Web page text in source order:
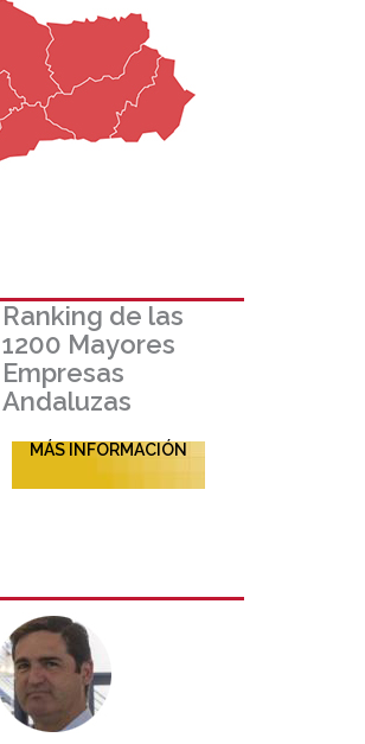
Ranking de las
1200 Mayores
Empresas
Andaluzas
MÁS INFORMACIÓN